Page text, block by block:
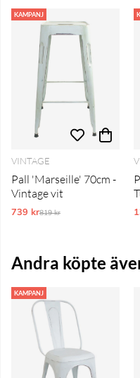
KAMPANJ
VINTAGE
Pall 'Marseille' 70cm -
Vintage vit
739 krOrdinarie pris:
819 kr
Andra köpte
KAMPANJ